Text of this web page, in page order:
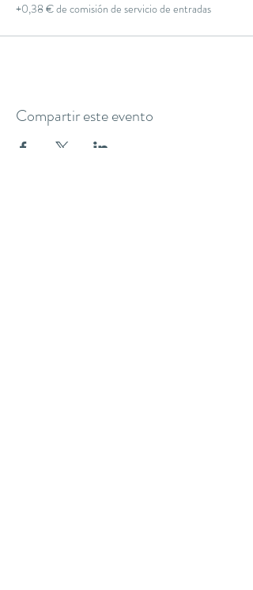
+0,38 € de comisión de servicio de entradas
Compartir este evento